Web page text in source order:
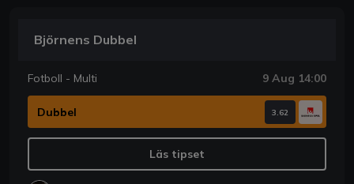
Björnens Dubbel
Fotboll - Multi 9 Aug 14:00
Dubbel 3.62
Läs tipset